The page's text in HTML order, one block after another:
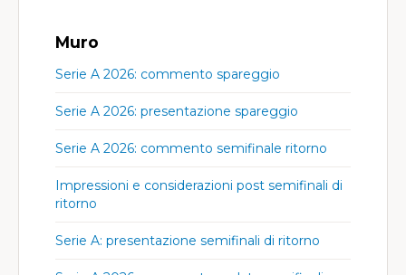
Muro
Serie A 2026: commento spareggio
Serie A 2026: presentazione spareggio
Serie A 2026: commento semifinale ritorno
Impressioni e considerazioni post semifinali di
ritorno
Serie A: presentazione semifinali di ritorno